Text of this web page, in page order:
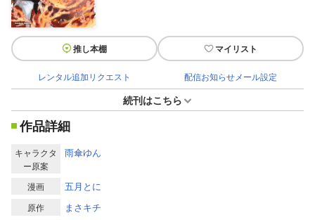
推し本棚 マイリスト
レンタル追加リクエスト 配信お知らせメール設定
続刊はこちら
作品詳細
キャラクタ
ー原案
雨傘ゆん
漫画 五月とに
原作 まさキチ